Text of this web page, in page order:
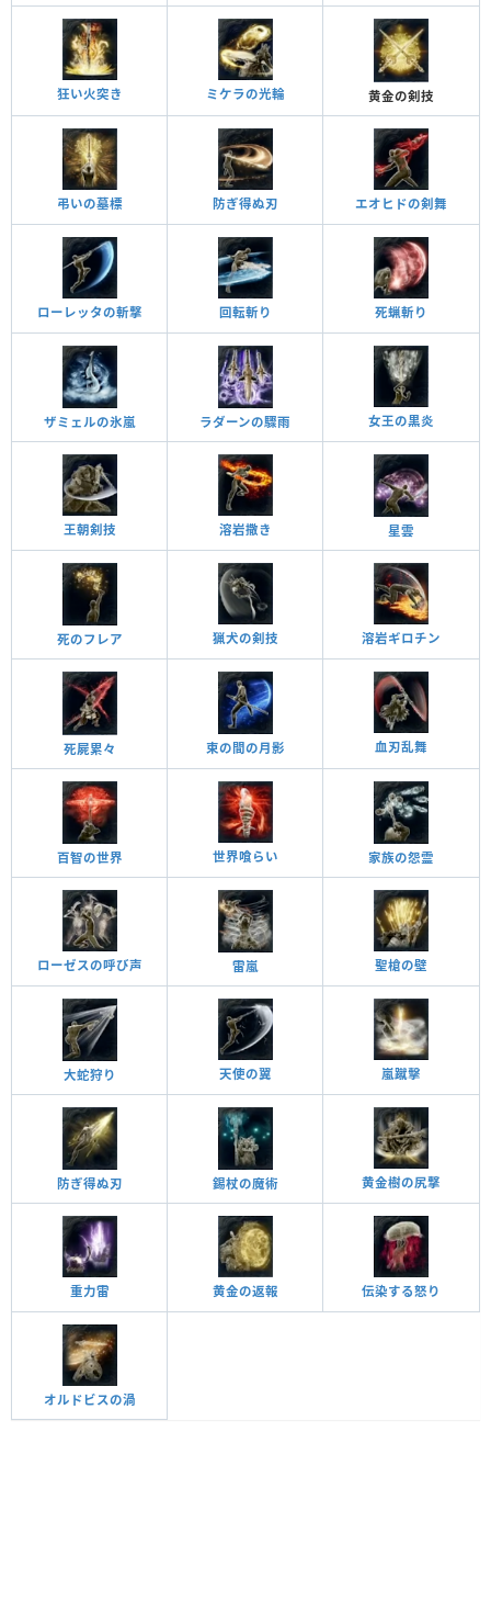
狂い火突き ミケラの光輪 黄金の剣技
弔いの墓標 防ぎ得ぬ刃 エオヒドの剣舞
ローレッタの斬撃 回転斬り 死蝋斬り
ザミェルの氷嵐 ラダーンの驟雨 女王の黒炎
王朝剣技 溶岩撒き 星雲
死のフレア 猟犬の剣技 溶岩ギロチン
死屍累々 束の間の月影 血刃乱舞
百智の世界 世界喰らい 家族の怨霊
ローゼスの呼び声 雷嵐 聖槍の壁
大蛇狩り 天使の翼 嵐蹴擊
防ぎ得ぬ刃 錫杖の魔術 黄金樹の尻撃
重力雷 黄金の返報 伝染する怒り
オルドビスの渦